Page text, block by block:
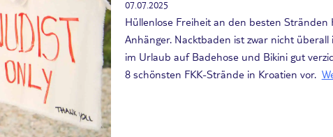
07.07.2025
Hüllenlose Freiheit an den besten
Anhänger. Nacktbaden ist zwar nicht
im Urlaub auf Badehose und Bikini gut
8 schönsten FKK-Strände in Kroatien vor.